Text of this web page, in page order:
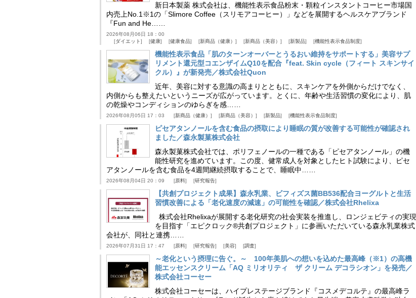
新日本製薬 株式会社は、機能性表示食品粉末・顆粒インスタントコーヒー市場国
内売上No.1※1の「Slimore Coffee（スリモアコーヒー）」などを展開するヘルスケアブランド
『Fun and He……
2026年08月06日 18：00
ダイエット
健康 健康食品 新商品（健康） 新商品（美容） 新製品 機能性表示食品制度
機能性表示食品「肌のターンオーバーとうるおい維持をサポートする」美容サプ
リメント還元型コエンザイムQ10を配合『feat. Skin cycle（フィート スキンサイ
クル）』が新発売／株式会社Quon
近年、美容に対する意識の高まりとともに、スキンケアを外側からだけでなく、
内側からも整えたいというニーズが広がっています。とくに、年齢や生活習慣の変化により、肌
の乾燥やコンディションのゆらぎを感……
2026年08月05日 17：03 新商品（健康） 新商品（美容） 新製品 機能性表示食品制度
ピセアタンノールを含む食品の摂取により睡眠の質が改善する可能性が確認され
ました／森永製菓株式会社
森永製菓株式会社では、ポリフェノールの一種である「ピセアタンノール」の機
能性研究を進めています。この度、健常成人を対象としたヒト試験により、ピセ
アタンノールを含む食品を4週間継続摂取することで、睡眠中……
2026年08月04日 20：09 原料 研究報告
【共創プロジェクト成果】森永乳業、ビフィズス菌BB536配合ヨーグルトと生活
習慣改善による「老化速度の減速」の可能性を確認／株式会社Rhelixa
株式会社Rhelixaが展開する老化研究の社会実装を推進し、ロンジェビティの実現
を目指す「エピクロック®共創プロジェクト」に参画いただいている森永乳業株式
会社が、同社と連携……
2026年07月31日 17：47 原料 研究報告 美容 調査
～老化という摂理に告ぐ。～ 100年美肌への想いを込めた最高峰（※1）の高機
能エッセンスクリーム「AQ ミリオリティ ザ クリーム デコラシオン」を発売／
株式会社コーセー
株式会社コーセーは、ハイプレステージブランド『コスメデコルテ』の最高峰ラ